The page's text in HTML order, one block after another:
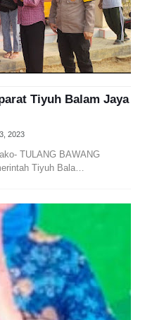
Tiyuh Balam Jaya
2023
TULANG BAWANG
Tiyuh Bala…